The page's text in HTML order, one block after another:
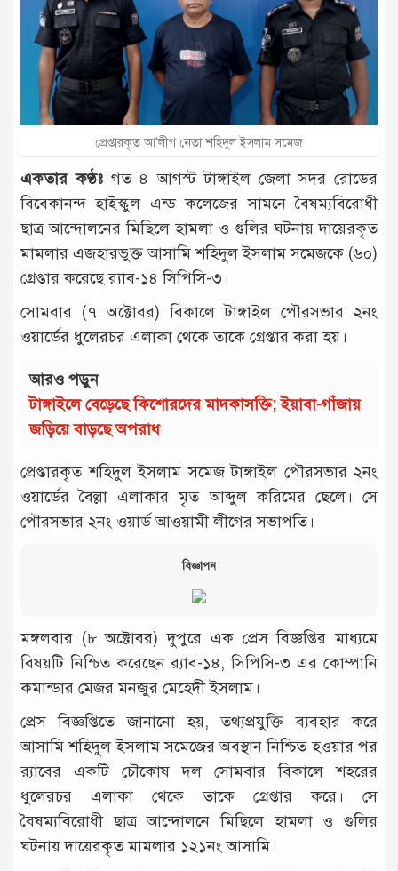
টাঙ্গাইল
আন্তর্জাতিক
রাজনীতি
অপরাধ
বিনোদন
খেলাধুলা
চাকরি
লাইফ
স্টাইল
প্রেপ্তারকৃত আ'লীগ নেতা শহিদুল ইসলাম সমেজ
একতার কণ্ঠঃ গত ৪ আগস্ট টাঙ্গাইল জেলা সদর রোডের
বিবেকানন্দ হাইস্কুল এন্ড কলেজের সামনে বৈষম্যবিরোধী
ছাত্র আন্দোলনের মিছিলে হামলা ও গুলির ঘটনায় দায়েরকৃত
মামলার এজহারভুক্ত আসামি শহিদুল ইসলাম সমেজকে (৬০)
গ্রেপ্তার করেছে র‌্যাব-১৪ সিপিসি-৩।
সোমবার (৭ অক্টোবর) বিকালে টাঙ্গাইল পৌরসভার ২নং
ওয়ার্ডের ধুলেরচর এলাকা থেকে তাকে গ্রেপ্তার করা হয়।
আরও পড়ুন
টাঙ্গাইলে বেড়েছে কিশোরদের মাদকাসক্তি; ইয়াবা-গাঁজায়
জড়িয়ে বাড়ছে অপরাধ
প্রেপ্তারকৃত শহিদুল ইসলাম সমেজ টাঙ্গাইল পৌরসভার ২নং
ওয়ার্ডের বৈল্লা এলাকার মৃত আব্দুল করিমের ছেলে। সে
পৌরসভার ২নং ওয়ার্ড আওয়ামী লীগের সভাপতি।
বিজ্ঞাপন
মঙ্গলবার (৮ অক্টোবর) দুপুরে এক প্রেস বিজ্ঞপ্তির মাধ্যমে
বিষয়টি নিশ্চিত করেছেন র‌্যাব-১৪, সিপিসি-৩ এর কোম্পানি
কমান্ডার মেজর মনজুর মেহেদী ইসলাম।
প্রেস বিজ্ঞপ্তিতে জানানো হয়, তথ্যপ্রযুক্তি ব্যবহার করে
আসামি শহিদুল ইসলাম সমেজের অবস্থান নিশ্চিত হওয়ার পর
র‌্যাবের একটি চৌকোষ দল সোমবার বিকালে শহরের
ধুলেরচর এলাকা থেকে তাকে গ্রেপ্তার করে। সে
বৈষম্যবিরোধী ছাত্র আন্দোলনে মিছিলে হামলা ও গুলির
ঘটনায় দায়েরকৃত মামলার ১২১নং আসামি।